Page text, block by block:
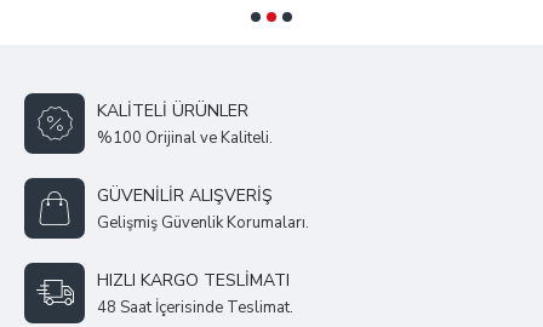
KALITELI ÜRÜNLER
%100 Orijinal ve Kaliteli.
GÜVENILIR ALIŞVERIŞ
Gelişmiş Güvenlik Korumaları.
HIZLI KARGO TESLIMATI
48 Saat İçerisinde Teslimat.